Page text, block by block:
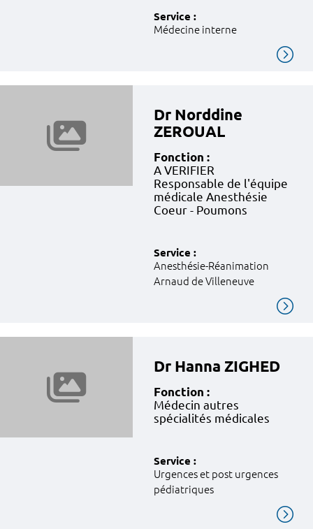
Service :
Médecine interne
Dr Norddine
ZEROUAL
Fonction :
A VERIFIER
Responsable de l'équipe
médicale Anesthésie
Coeur - Poumons
Service :
Anesthésie-Réanimation
Arnaud de Villeneuve
Dr Hanna ZIGHED
Fonction :
Médecin autres
spécialités médicales
Service :
Urgences et post urgences
pédiatriques